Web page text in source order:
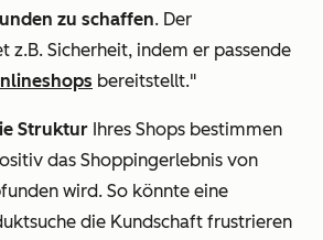
zu schaffen. Der
z.B. Sicherheit, indem er passende
bereitstellt."
Struktur Ihres Shops bestimmen
das Shoppingerlebnis von
wird. So könnte eine
die Kundschaft frustrieren